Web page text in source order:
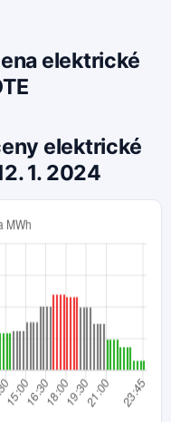
elektrické
elektrické
1. 2024